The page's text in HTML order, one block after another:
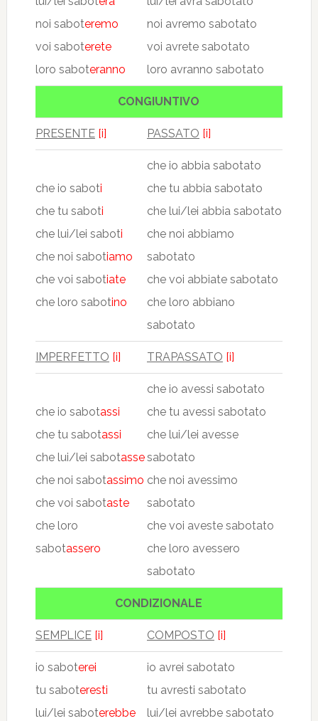
noi saboteremo
voi saboterete
loro saboteranno
noi avremo sabotato
voi avrete sabotato
loro avranno sabotato
CONGIUNTIVO
PRESENTE [i] PASSATO [i]
che io saboti
che tu saboti
che lui/lei saboti
che noi sabotiamo
che voi sabotiate
che loro sabotino
che io abbia sabotato
che tu abbia sabotato
che lui/lei abbia sabotato
che noi abbiamo
sabotato
che voi abbiate sabotato
che loro abbiano
sabotato
IMPERFETTO [i] TRAPASSATO [i]
che io sabotassi
che tu sabotassi
che lui/lei sabotasse
che noi sabotassimo
che voi sabotaste
che loro
sabotassero
che io avessi sabotato
che tu avessi sabotato
che lui/lei avesse
sabotato
che noi avessimo
sabotato
che voi aveste sabotato
che loro avessero
sabotato
CONDIZIONALE
SEMPLICE [i] COMPOSTO [i]
io saboterei
tu saboteresti
lui/lei saboterebbe
io avrei sabotato
tu avresti sabotato
lui/lei avrebbe sabotato